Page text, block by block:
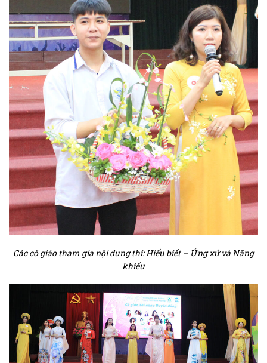
Các cô giáo tham gia nội dung thi: Hiểu biết – Ứng xử và Năng
khiếu